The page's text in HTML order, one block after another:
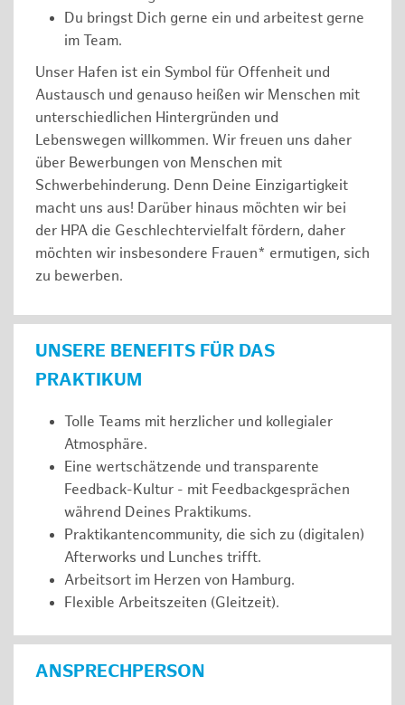
Du bringst Dich gerne ein und arbeitest gerne
im Team.
Unser Hafen ist ein Symbol für Offenheit und
Austausch und genauso heißen wir Menschen mit
unterschiedlichen Hintergründen und
Lebenswegen willkommen. Wir freuen uns daher
über Bewerbungen von Menschen mit
Schwerbehinderung. Denn Deine Einzigartigkeit
macht uns aus! Darüber hinaus möchten wir bei
der HPA die Geschlechtervielfalt fördern, daher
möchten wir insbesondere Frauen* ermutigen, sich
zu bewerben.
UNSERE BENEFITS FÜR DAS
PRAKTIKUM
Tolle Teams mit herzlicher und kollegialer
Atmosphäre.
Eine wertschätzende und transparente
Feedback-Kultur - mit Feedbackgesprächen
während Deines Praktikums.
Praktikantencommunity, die sich zu (digitalen)
Afterworks und Lunches trifft.
Arbeitsort im Herzen von Hamburg.
Flexible Arbeitszeiten (Gleitzeit).
ANSPRECHPERSON